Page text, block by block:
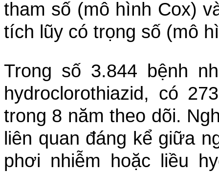
tham số (mô hình Cox)
tích lũy có trọng số (mô
Trong số 3.844 bệnh
hydroclorothiazid, có
trong 8 năm theo dõi.
liên quan đáng kể giữa
phơi nhiễm hoặc liều